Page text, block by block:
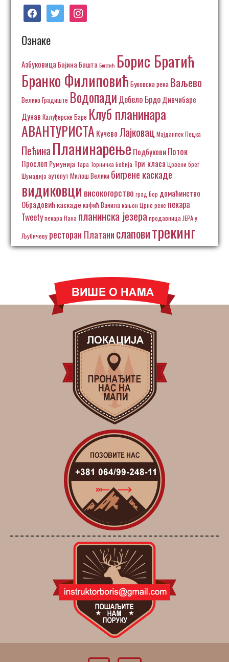
facebooktwitter instagram
Ознаке
Азбуковица Бајина Башта Богатић Борис Братић
Бранко Филиповић Буковска река Ваљево
Велико Градиште Водопади Дебело БрдоДивчибаре
Дунав Калуђерске Баре Клуб планинара
АВАНТУРИСТА Кучево Лајковац Мајданпек Пецка
Пећина Планинарење ПодбуковиПоток
Прослоп Румунија Тара Торничка Бобија Три класа Црвени брег
Шумадија аутопут Милош Велики бигрене каскаде
видиковци високогорство град Бор домаћинство
Обрадовић каскаде кафић Ванила кањон Црне реке пекара
Tweetyпекара Нана планинска језера продавница ЈЕРА у
Љубичеву ресторан Платанислаповитрекинг